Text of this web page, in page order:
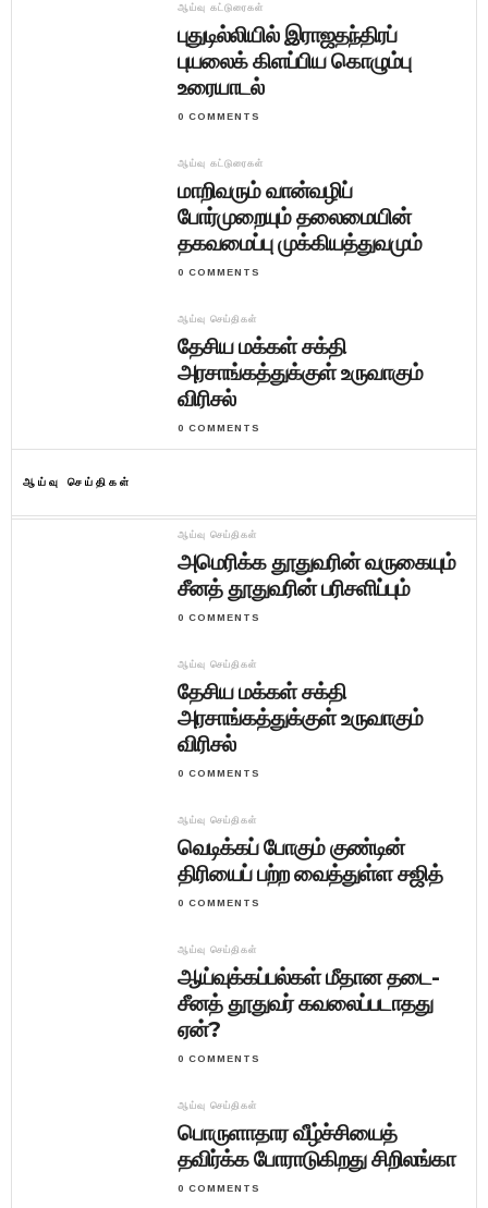
ஆய்வு கட்டுரைகள்
புதுடில்லியில் இராஜதந்திரப்
புயலைக் கிளப்பிய கொழும்பு
உரையாடல்
0 COMMENTS
ஆய்வு கட்டுரைகள்
மாறிவரும் வான்வழிப்
போர்முறையும் தலைமையின்
தகவமைப்பு முக்கியத்துவமும்
0 COMMENTS
ஆய்வு செய்திகள்
தேசிய மக்கள் சக்தி
அரசாங்கத்துக்குள் உருவாகும்
விரிசல்
0 COMMENTS
ஆய்வு செய்திகள்
ஆய்வு செய்திகள்
அமெரிக்க தூதுவரின் வருகையும்
சீனத் தூதுவரின் பரிசளிப்பும்
0 COMMENTS
ஆய்வு செய்திகள்
தேசிய மக்கள் சக்தி
அரசாங்கத்துக்குள் உருவாகும்
விரிசல்
0 COMMENTS
ஆய்வு செய்திகள்
வெடிக்கப் போகும் குண்டின்
திரியைப் பற்ற வைத்துள்ள சஜித்
0 COMMENTS
ஆய்வு செய்திகள்
ஆய்வுக்கப்பல்கள் மீதான தடை-
சீனத் தூதுவர் கவலைப்படாதது
ஏன்?
0 COMMENTS
ஆய்வு செய்திகள்
பொருளாதார வீழ்ச்சியைத்
தவிர்க்க போராடுகிறது சிறிலங்கா
0 COMMENTS